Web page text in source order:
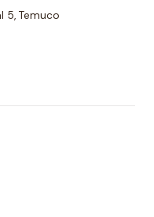
local 5, Temuco